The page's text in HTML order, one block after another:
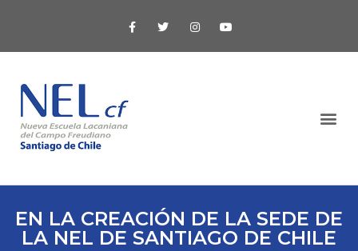
EN LA CREACIÓN DE LA SEDE DE
LA NEL DE SANTIAGO DE CHILE